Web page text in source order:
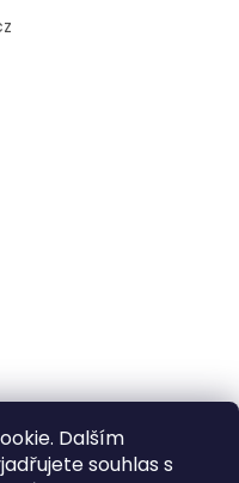
Dalším
souhlas s